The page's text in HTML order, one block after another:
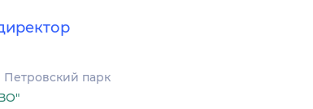
Петровский парк